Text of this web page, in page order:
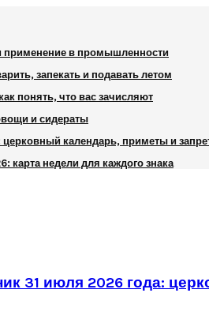
применение в промышленности
запекать и подавать летом
понять, что вас зачисляют
и сидераты
церковный календарь, приметы и
карта недели для каждого знака
31 июля 2026 года: